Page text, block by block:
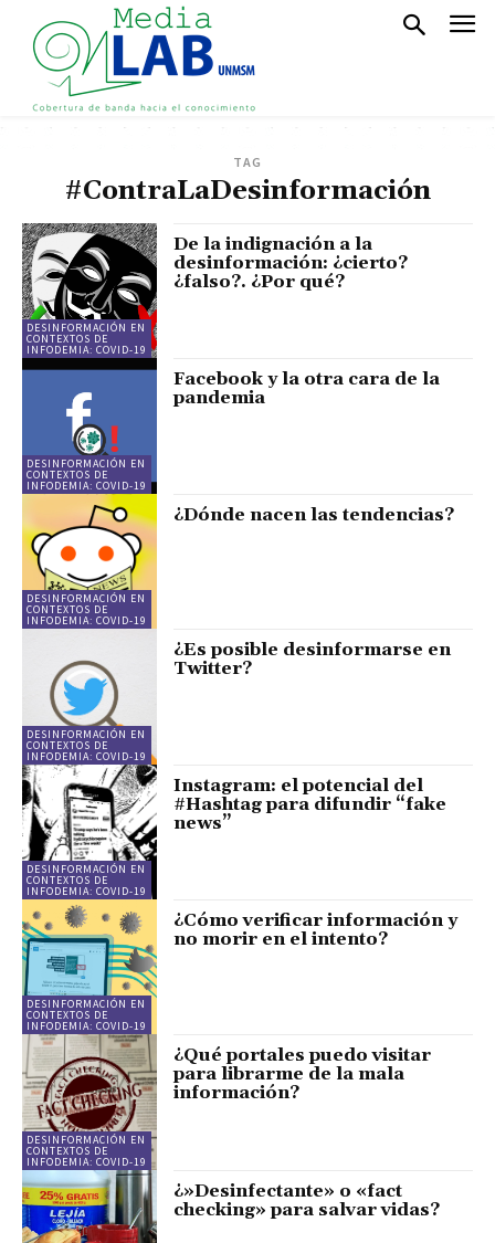
TAG
#ContraLaDesinformación
DESINFORMACIÓN EN
CONTEXTOS DE
INFODEMIA: COVID-19
De la indignación a la
desinformación: ¿cierto?
¿falso?. ¿Por qué?
DESINFORMACIÓN EN
CONTEXTOS DE
INFODEMIA: COVID-19
Facebook y la otra cara de la
pandemia
DESINFORMACIÓN EN
CONTEXTOS DE
INFODEMIA: COVID-19
¿Dónde nacen las tendencias?
DESINFORMACIÓN EN
CONTEXTOS DE
INFODEMIA: COVID-19
¿Es posible desinformarse en
Twitter?
DESINFORMACIÓN EN
CONTEXTOS DE
INFODEMIA: COVID-19
Instagram: el potencial del
#Hashtag para difundir “fake
news”
DESINFORMACIÓN EN
CONTEXTOS DE
INFODEMIA: COVID-19
¿Cómo verificar información y
no morir en el intento?
DESINFORMACIÓN EN
CONTEXTOS DE
INFODEMIA: COVID-19
¿Qué portales puedo visitar
para librarme de la mala
información?
¿»Desinfectante» o «fact
checking» para salvar vidas?